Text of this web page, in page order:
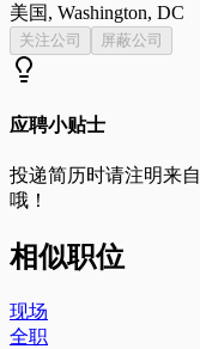
美国, Washington, DC
关注公司 屏蔽公司
应聘小贴士
投递简历时请注明来自
哦！
相似职位
现场
全职